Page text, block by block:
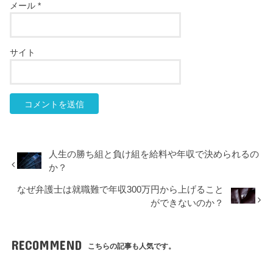
メール*
サイト
人生の勝ち組と負け組を給料や年収で決められるの
か？
なぜ弁護士は就職難で年収300万円から上げること
ができないのか？
RECOMMEND こちらの記事も人気です。